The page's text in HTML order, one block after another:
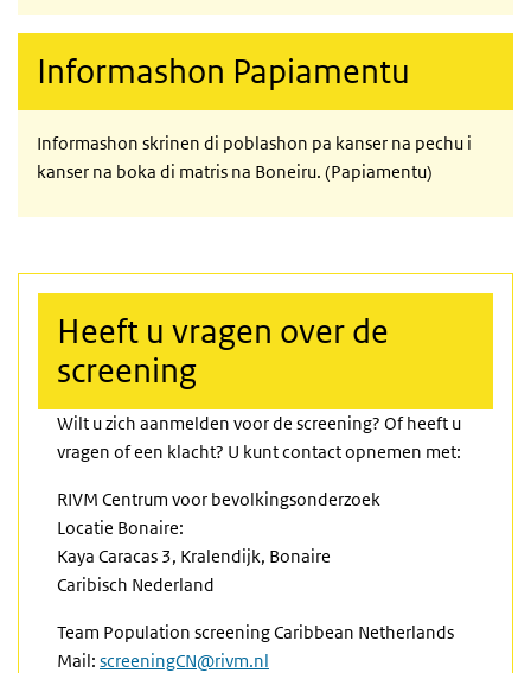
Informashon Papiamentu
Informashon skrinen di poblashon pa kanser na pechu i
kanser na boka di matris na Boneiru. (Papiamentu)
Heeft u vragen over de
screening
Wilt u zich aanmelden voor de screening? Of heeft u
vragen of een klacht? U kunt contact opnemen met:
RIVM Centrum voor bevolkingsonderzoek
Locatie Bonaire:
Kaya Caracas 3, Kralendijk, Bonaire
Caribisch Nederland
Team Population screening Caribbean Netherlands
Mail: screeningCN@rivm.nl